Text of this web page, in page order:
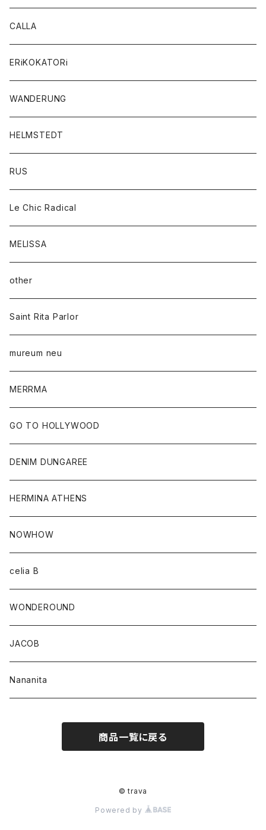
CALLA
ERiKOKATORi
WANDERUNG
HELMSTEDT
RUS
Le Chic Radical
MELISSA
other
Saint Rita Parlor
mureum neu
MERRMA
GO TO HOLLYWOOD
DENIM DUNGAREE
HERMINA ATHENS
NOWHOW
celia B
WONDEROUND
JACOB
Nananita
商品一覧に戻る
© trava
Powered by